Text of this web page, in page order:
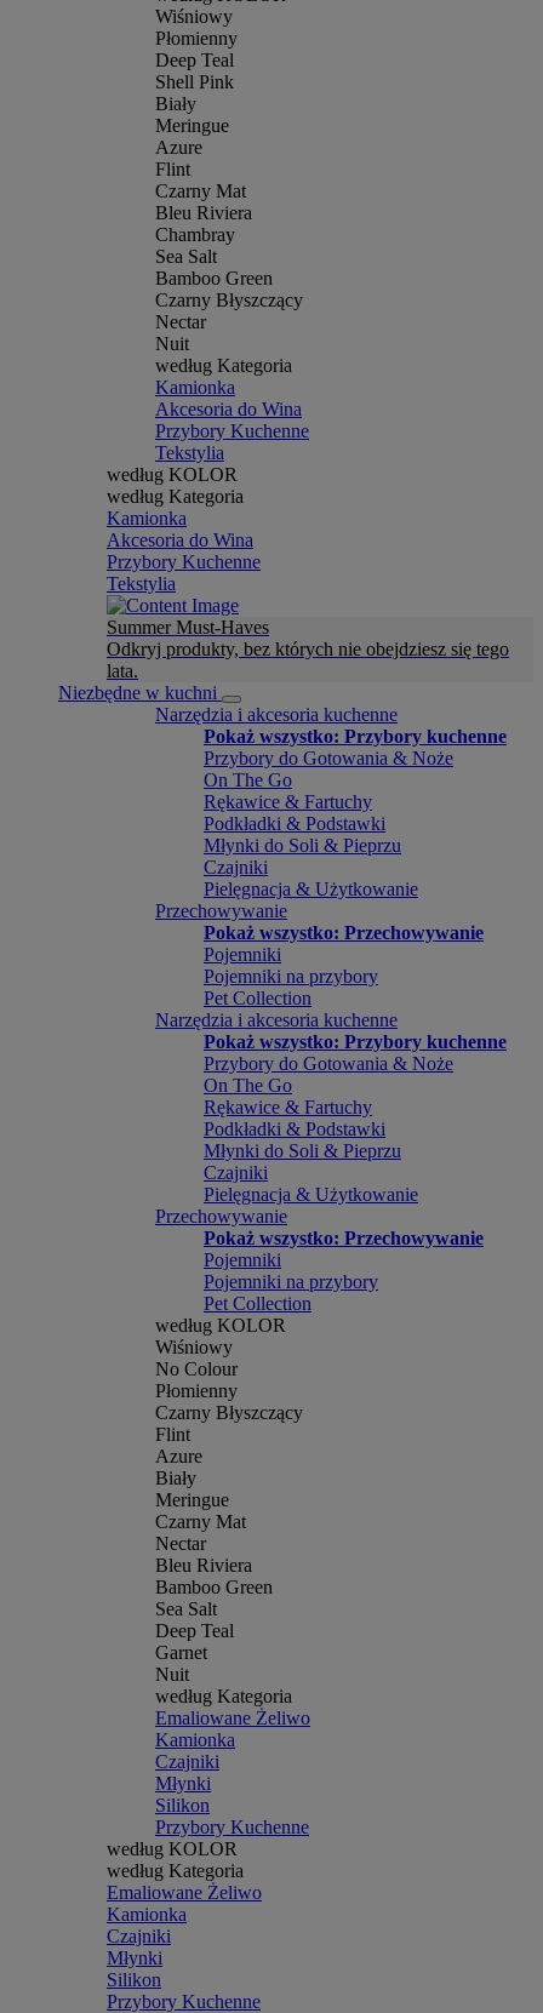
Wiśniowy
Płomienny
Deep Teal
Shell Pink
Biały
Meringue
Azure
Flint
Czarny Mat
Bleu Riviera
Chambray
Sea Salt
Bamboo Green
Czarny Błyszczący
Nectar
Nuit
według Kategoria
Kamionka
Akcesoria do Wina
Przybory Kuchenne
Tekstylia
według KOLOR
według Kategoria
Kamionka
Akcesoria do Wina
Przybory Kuchenne
Tekstylia
Summer Must-Haves
Odkryj produkty, bez których nie obejdziesz się tego
lata.
Niezbędne w kuchni
Narzędzia i akcesoria kuchenne
Pokaż wszystko: Przybory kuchenne
Przybory do Gotowania & Noże
On The Go
Rękawice & Fartuchy
Podkładki & Podstawki
Młynki do Soli & Pieprzu
Czajniki
Pielęgnacja & Użytkowanie
Przechowywanie
Pokaż wszystko: Przechowywanie
Pojemniki
Pojemniki na przybory
Pet Collection
Narzędzia i akcesoria kuchenne
Pokaż wszystko: Przybory kuchenne
Przybory do Gotowania & Noże
On The Go
Rękawice & Fartuchy
Podkładki & Podstawki
Młynki do Soli & Pieprzu
Czajniki
Pielęgnacja & Użytkowanie
Przechowywanie
Pokaż wszystko: Przechowywanie
Pojemniki
Pojemniki na przybory
Pet Collection
według KOLOR
Wiśniowy
No Colour
Płomienny
Czarny Błyszczący
Flint
Azure
Biały
Meringue
Czarny Mat
Nectar
Bleu Riviera
Bamboo Green
Sea Salt
Deep Teal
Garnet
Nuit
według Kategoria
Emaliowane Żeliwo
Kamionka
Czajniki
Młynki
Silikon
Przybory Kuchenne
według KOLOR
według Kategoria
Emaliowane Żeliwo
Kamionka
Czajniki
Młynki
Silikon
Przybory Kuchenne